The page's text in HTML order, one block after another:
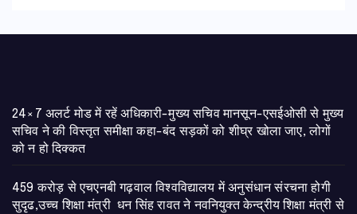
24×7 अलर्ट मोड में रहें अधिकारी-मुख्य सचिव मानसून-एसईओसी से मुख्य
सचिव ने की विस्तृत समीक्षा कहा-बंद सड़कों को शीघ्र खोला जाए, लोगों
को न हो दिक्कत
459 करोड़ से एचएनबी गढ़वाल विश्वविद्यालय में अनुसंधान संरचना होगी
सुदृढ,उच्च शिक्षा मंत्री धन सिंह रावत ने नवनियुक्त केन्द्रीय शिक्षा मंत्री से